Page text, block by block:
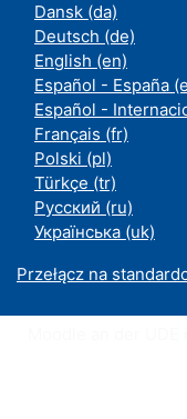
Dansk ‎(da)‎
Deutsch ‎(de)‎
English ‎(en)‎
Español - España
Español -
Français ‎(fr)‎
Polski ‎(pl)‎
Türkçe ‎(tr)‎
Русский ‎(ru)‎
Українська ‎(uk)‎
Przełącz na